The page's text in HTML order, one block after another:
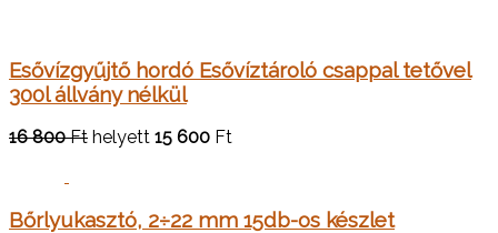
Esővízgyűjtő hordó Esővíztároló csappal tetővel
300l állvány nélkül
16 800 Ft helyett 15 600 Ft
Bőrlyukasztó, 2÷22 mm 15db-os készlet